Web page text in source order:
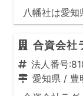
八幡社は愛
合資会社
法人番号
愛知県 / 豊